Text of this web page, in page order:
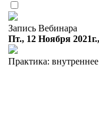
Запись Вебинара
Пт., 12 Ноября
Практика: